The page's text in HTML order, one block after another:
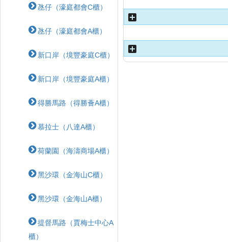
氹仔（濠庭都會C櫃）
氹仔（濠庭都會A櫃）
新口岸（境豐豪庭C櫃）
新口岸（境豐豪庭A櫃）
得勝馬路（得勝薈A櫃）
慕拉士（八達A櫃）
荷蘭園（海濤商場A櫃）
黑沙環（金海山C櫃）
黑沙環（金海山A櫃）
提督馬路（賈梅士中心A
櫃）